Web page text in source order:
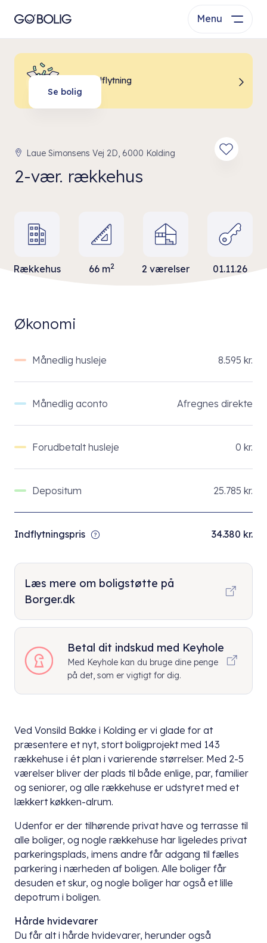
Menu
Billig indflytning
Se bolig
Laue Simonsens Vej 2D, 6000 Kolding
2-vær. rækkehus
Rækkehus 66 m2 2 værelser 01.11.26
Ved Vonsild Bakke i Kolding er vi glade for at
præsentere et nyt, stort boligprojekt med 143
rækkehuse i ét plan i varierende størrelser. Med 2-5
værelser bliver der plads til både enlige, par, familier
og seniorer, og alle rækkehuse er udstyret med et
lækkert køkken-alrum.
Udenfor er der tilhørende privat have og terrasse til
alle boliger, og nogle rækkehuse har ligeledes privat
parkeringsplads, imens andre får adgang til fælles
parkering i nærheden af boligen. Alle boliger får
desuden et skur, og nogle boliger har også et lille
depotrum i boligen.
Hårde hvidevarer
Du får alt i hårde hvidevarer, herunder også
Økonomi
Månedlig husleje 8.595 kr.
Månedlig aconto Afregnes direkte
Forudbetalt husleje 0 kr.
Depositum 25.785 kr.
Indflytningspris 34.380 kr.
Læs mere om boligstøtte på
Borger.dk
Betal dit indskud med Keyhole
Med Keyhole kan du bruge dine penge
på det, som er vigtigt for dig.